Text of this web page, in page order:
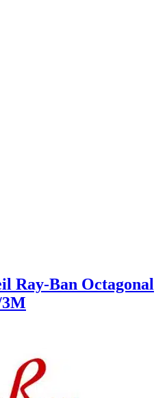
Ray-Ban Octagonal
3M